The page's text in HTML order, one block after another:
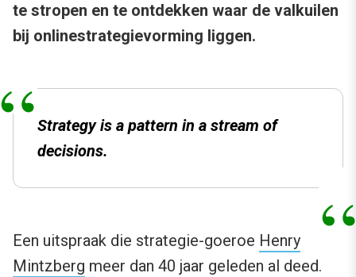
te stropen en te ontdekken waar de valkuilen
bij onlinestrategievorming liggen.
Strategy is a pattern in a stream of
decisions.
Een uitspraak die strategie-goeroe Henry
Mintzberg meer dan 40 jaar geleden al deed.